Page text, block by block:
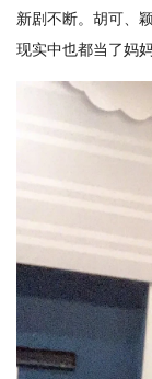
新剧不断。胡可、
现实中也都当了妈